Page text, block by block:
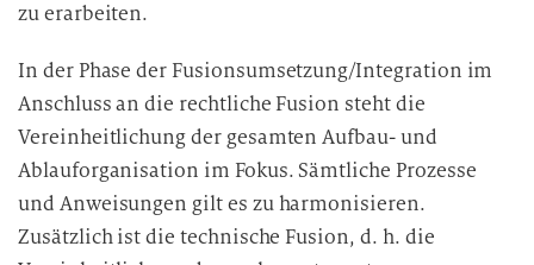
zu erarbeiten.
In der Phase der Fusionsumsetzung/Integration im
Anschluss an die rechtliche Fusion steht die
Vereinheitlichung der gesamten Aufbau- und
Ablauforganisation im Fokus. Sämtliche Prozesse
und Anweisungen gilt es zu harmonisieren.
Zusätzlich ist die technische Fusion, d. h. die